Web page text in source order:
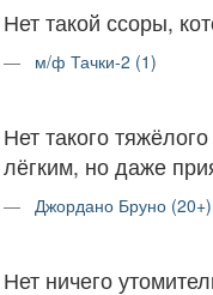
Нет такой ссоры,
м/ф Тачки-2 (1)
Нет такого
лёгким, но даже
Джордано Бруно (20+)
Нет ничего